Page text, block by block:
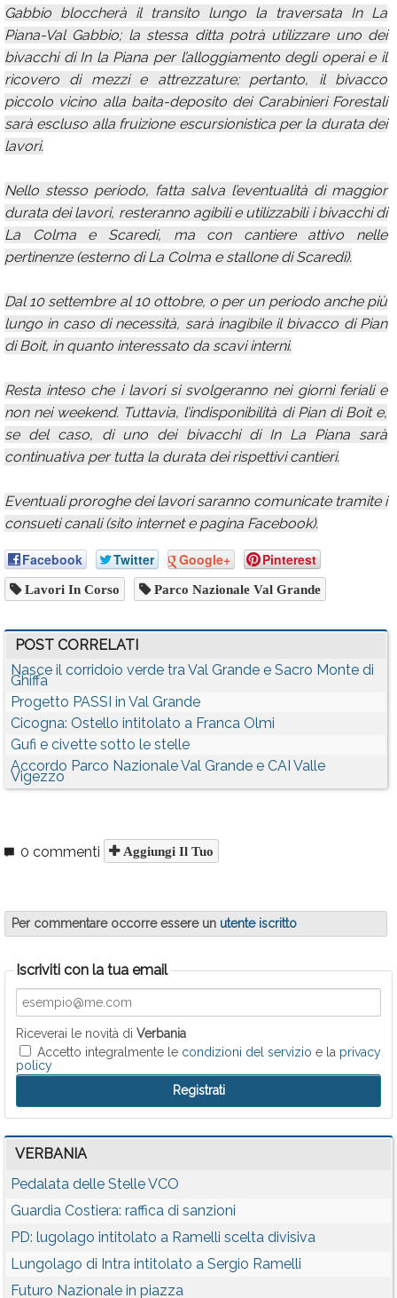
Gabbio bloccherà il transito lungo la traversata In La
Piana-Val Gabbio; la stessa ditta potrà utilizzare uno dei
bivacchi di In la Piana per l’alloggiamento degli operai e il
ricovero di mezzi e attrezzature; pertanto, il bivacco
piccolo vicino alla baita-deposito dei Carabinieri Forestali
sarà escluso alla fruizione escursionistica per la durata dei
lavori.
Nello stesso periodo, fatta salva l’eventualità di maggior
durata dei lavori, resteranno agibili e utilizzabili i bivacchi di
La Colma e Scaredi, ma con cantiere attivo nelle
pertinenze (esterno di La Colma e stallone di Scaredi).
Dal 10 settembre al 10 ottobre, o per un periodo anche più
lungo in caso di necessità, sarà inagibile il bivacco di Pian
di Boit, in quanto interessato da scavi interni.
Resta inteso che i lavori si svolgeranno nei giorni feriali e
non nei weekend. Tuttavia, l’indisponibilità di Pian di Boit e,
se del caso, di uno dei bivacchi di In La Piana sarà
continuativa per tutta la durata dei rispettivi cantieri.
Eventuali proroghe dei lavori saranno comunicate tramite i
consueti canali (sito internet e pagina Facebook).
Facebook Twitter Google+ Pinterest
Lavori In Corso Parco Nazionale Val Grande
POST CORRELATI
Nasce il corridoio verde tra Val Grande e Sacro Monte di
Ghiffa
Progetto PASSI in Val Grande
Cicogna: Ostello intitolato a Franca Olmi
Gufi e civette sotto le stelle
Accordo Parco Nazionale Val Grande e CAI Valle
Vigezzo
0 commenti Aggiungi Il Tuo
Per commentare occorre essere un utente iscritto
Iscriviti con la tua email
Riceverai le novità di Verbania
Accetto integralmente le condizioni del servizio e la privacy
policy
VERBANIA
Pedalata delle Stelle VCO
Guardia Costiera: raffica di sanzioni
PD: lugolago intitolato a Ramelli scelta divisiva
Lungolago di Intra intitolato a Sergio Ramelli
Futuro Nazionale in piazza